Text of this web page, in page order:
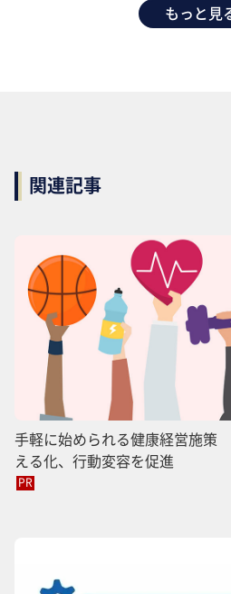
もっと見
関連記事
手軽に始められる健康経営施
える化、行動変容を促進
PR